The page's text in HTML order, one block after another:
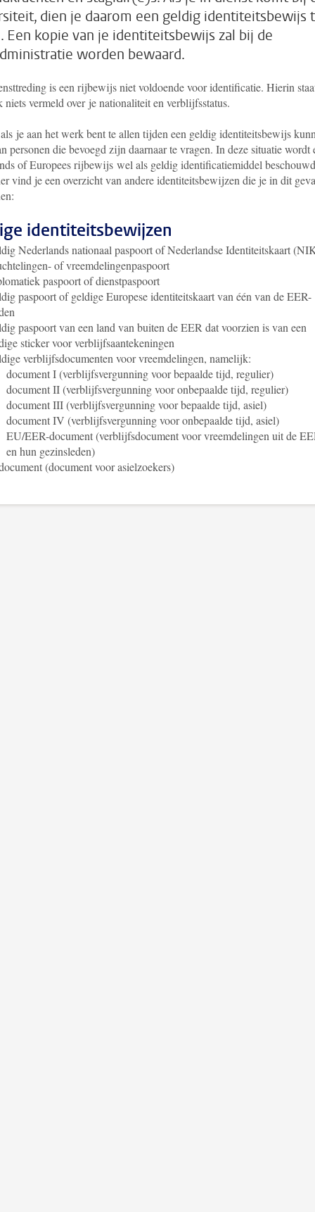
dien je daarom een geldig identiteitsbewijs
Een kopie van je identiteitsbewijs zal bij de
worden bewaard.
is een rijbewijs niet voldoende voor identificatie. Hierin
niets vermeld over je nationaliteit en verblijfsstatus.
je aan het werk bent te allen tijden een geldig identiteitsbewijs
personen die bevoegd zijn daarnaar te vragen. In deze situatie wordt
of Europees rijbewijs wel als geldig identificatiemiddel
vind je een overzicht van andere identiteitsbewijzen die je in dit
identiteitsbewijzen
Nederlands nationaal paspoort of Nederlandse Identiteitskaart
of vreemdelingenpaspoort
paspoort of dienstpaspoort
paspoort of geldige Europese identiteitskaart van één van de EER-
paspoort van een land van buiten de EER dat voorzien is van een
sticker voor verblijfsaantekeningen
verblijfsdocumenten voor vreemdelingen, namelijk:
document I (verblijfsvergunning voor bepaalde tijd, regulier)
document II (verblijfsvergunning voor onbepaalde tijd, regulier)
document III (verblijfsvergunning voor bepaalde tijd, asiel)
document IV (verblijfsvergunning voor onbepaalde tijd, asiel)
EU/EER-document (verblijfsdocument voor vreemdelingen uit de
en hun gezinsleden)
(document voor asielzoekers)